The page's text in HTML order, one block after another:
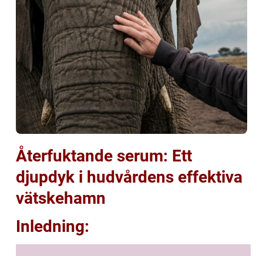
Återfuktande serum: Ett
djupdyk i hudvårdens effektiva
vätskehamn
Inledning: